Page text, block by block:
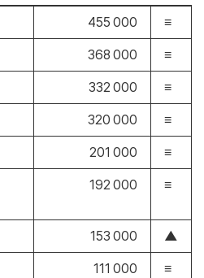
455 000 ≡
368 000 ≡
332 000 ≡
320 000 ≡
201 000 ≡
192 000 ≡
153 000 ▲
111 000 ≡